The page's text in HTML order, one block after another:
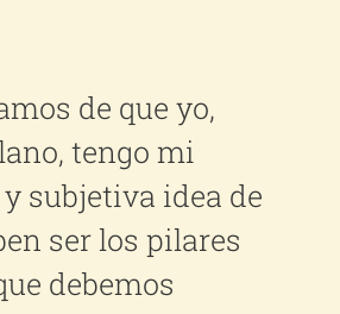
de que yo,
tengo mi
subjetiva idea de
ser los pilares
debemos